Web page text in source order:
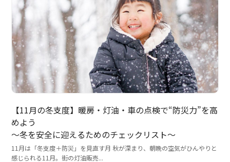
【11月の冬支度】暖房・灯油・車の点検で“防災力”を高
めよう
〜冬を安全に迎えるためのチェックリスト〜
11月は「冬支度＋防災」を見直す月 秋が深まり、朝晩の空気がひんやりと
感じられる11月。街の灯油販売...